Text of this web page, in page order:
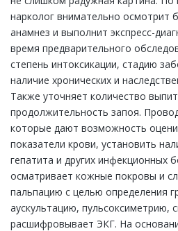
нарколог внимательно осмотрит
анамнез и выполнит экспресс-
время предварительного
степень интоксикации, стадию
наличие хронических и
Также уточняет количество
продолжительность запоя.
которые дают возможность
показатели крови, установить
гепатита и других инфекционных
осматривает кожные покровы и
пальпацию с целью определения
аускультацию, пульсоксиметрию,
расшифровывает ЭКГ. На